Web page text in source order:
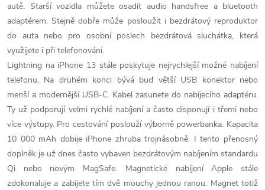
autě. Starší vozidla můžete osadit audio handsfree a bluetooth
adaptérem. Stejně dobře může posloužit i bezdrátový reproduktor
do auta nebo pro osobní poslech bezdrátová sluchátka, která
využijete i při telefonování.
Lightning na iPhone 13 stále poskytuje nejrychlejší možné nabíjení
telefonu. Na druhém konci bývá buď větší USB konektor nebo
menší a modernější USB-C. Kabel zasunete do nabíjecího adaptéru.
Ty už podporují velmi rychlé nabíjení a často disponují i třemi nebo
více výstupy. Pro cestování poslouží výborně powerbanka. Kapacita
10 000 mAh dobije iPhone zhruba trojnásobně. I tento přenosný
doplněk je už dnes často vybaven bezdrátovým nabíjením standardu
Qi nebo novým MagSafe. Magnetické nabíjení Apple stále
zdokonaluje a zabijete tím dvě mouchy jednou ranou. Magnet totiž